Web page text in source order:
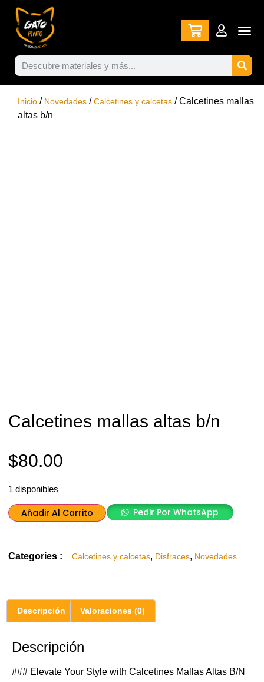
Inicio / Novedades /Calcetines y calcetas / Calcetines mallas
altas b/n
Calcetines mallas altas b/n
$80.00
1 disponibles
Añadir Al Carrito Pedir Por WhatsApp
Categories : Calcetines y calcetas, Disfraces, Novedades
Descripción Valoraciones (0)
Descripción
### Elevate Your Style with Calcetines Mallas Altas B/N